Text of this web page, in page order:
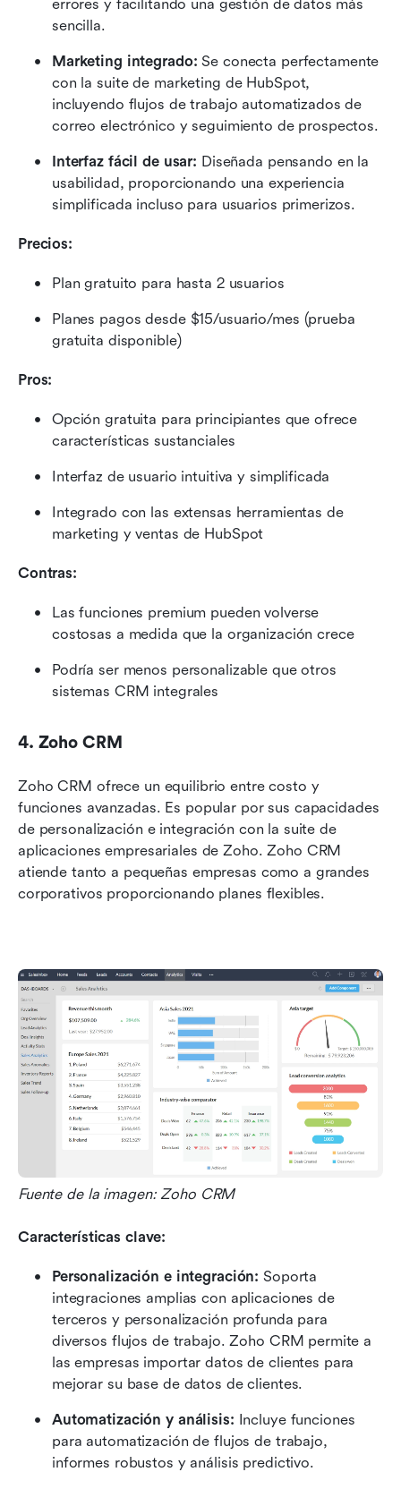
errores y facilitando una gestión de datos más
sencilla.
Marketing integrado: Se conecta perfectamente
con la suite de marketing de HubSpot,
incluyendo flujos de trabajo automatizados de
correo electrónico y seguimiento de prospectos.
Interfaz fácil de usar: Diseñada pensando en la
usabilidad, proporcionando una experiencia
simplificada incluso para usuarios primerizos.
Precios:
Plan gratuito para hasta 2 usuarios
Planes pagos desde $15/usuario/mes (prueba
gratuita disponible)
Pros:
Opción gratuita para principiantes que ofrece
características sustanciales
Interfaz de usuario intuitiva y simplificada
Integrado con las extensas herramientas de
marketing y ventas de HubSpot
Contras:
Las funciones premium pueden volverse
costosas a medida que la organización crece
Podría ser menos personalizable que otros
sistemas CRM integrales
4. Zoho CRM
Zoho CRM ofrece un equilibrio entre costo y
funciones avanzadas. Es popular por sus capacidades
de personalización e integración con la suite de
aplicaciones empresariales de Zoho. Zoho CRM
atiende tanto a pequeñas empresas como a grandes
corporativos proporcionando planes flexibles.
Fuente de la imagen: Zoho CRM
Características clave:
Personalización e integración: Soporta
integraciones amplias con aplicaciones de
terceros y personalización profunda para
diversos flujos de trabajo. Zoho CRM permite a
las empresas importar datos de clientes para
mejorar su base de datos de clientes.
Automatización y análisis: Incluye funciones
para automatización de flujos de trabajo,
informes robustos y análisis predictivo.